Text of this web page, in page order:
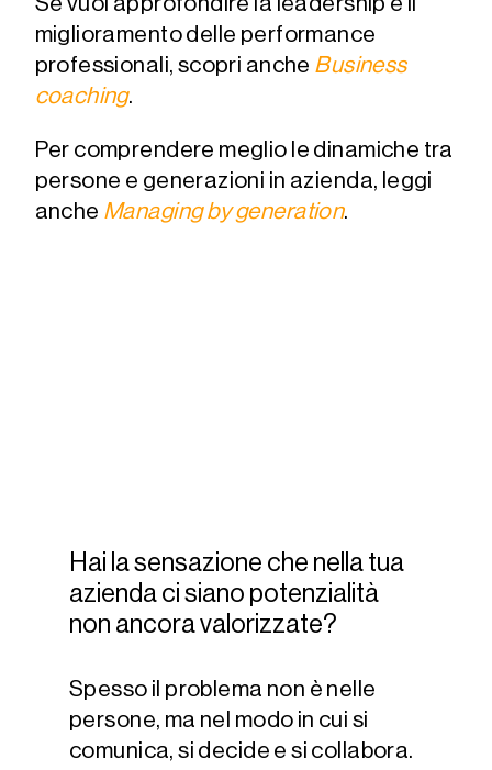
miglioramento delle performance
professionali, scopri anche Business
coaching.
Per comprendere meglio le dinamiche tra
persone e generazioni in azienda, leggi
anche Managing by generation.
Hai la sensazione che nella tua
azienda ci siano potenzialità
non ancora valorizzate?
Spesso il problema non è nelle
persone, ma nel modo in cui si
comunica, si decide e si collabora.